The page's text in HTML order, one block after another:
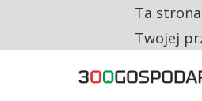
Ta
Twojej